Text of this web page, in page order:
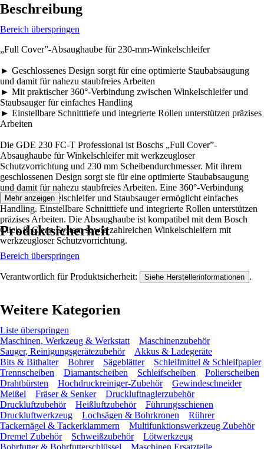
Beschreibung
Bereich überspringen
„Full Cover”-Absaughaube für 230-mm-Winkelschleifer
► Geschlossenes Design sorgt für eine optimierte Staubabsaugung
und damit für nahezu staubfreies Arbeiten
► Mit praktischer 360°-Verbindung zwischen Winkelschleifer und
Staubsauger für einfaches Handling
► Einstellbare Schnitttiefe und integrierte Rollen unterstützen präzises
Arbeiten
Die GDE 230 FC-T Professional ist Boschs „Full Cover”-
Absaughaube für Winkelschleifer mit werkzeugloser
Schutzvorrichtung und 230 mm Scheibendurchmesser. Mit ihrem
geschlossenen Design sorgt sie für eine optimierte Staubabsaugung
und damit für nahezu staubfreies Arbeiten. Eine 360°-Verbindung
zwischen Winkelschleifer und Staubsauger ermöglicht einfaches
Handling. Einstellbare Schnitttiefe und integrierte Rollen unterstützen
präzises Arbeiten. Die Absaughaube ist kompatibel mit dem Bosch
Click & Clean System sowie zahlreichen Winkelschleifern mit
werkzeugloser Schutzvorrichtung.
Mehr anzeigen
Produktsicherheit
Bereich überspringen
Verantwortlich für Produktsicherheit: Siehe Herstellerinformationen .
Weitere Kategorien
Liste überspringen
Maschinen, Werkzeug & Werkstatt
Maschinenzubehör
Sauger, Reinigungsgerätezubehör
Akkus & Ladegeräte
Bits & Bithalter
Bohrer Sägeblätter
Schleifmittel & Schleifpapier
Trennscheiben
Diamantscheiben Schleifscheiben
Polierscheiben
Drahtbürsten
Hochdruckreiniger-Zubehör
Gewindeschneider
Meißel
Fräser & Senker
Druckluftnaglerzubehör
Druckluftzubehör
Heißluftzubehör
Führungsschienen
Druckluftwerkzeug
Lochsägen & Bohrkronen
Rührer
Tackernägel & Tackerklammern
Multifunktionswerkzeug Zubehör
Dremel Zubehör
Schweißzubehör
Lötwerkzeug
Bohrfutter & Bohrfutterschlüssel
Maschinen Ersatzteile